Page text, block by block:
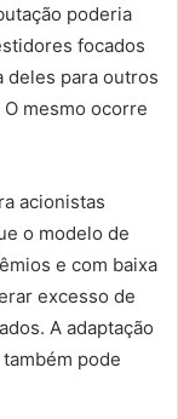
poderia
focados
deles para outros
mesmo ocorre
acionistas
o modelo de
e com baixa
excesso de
A adaptação
pode